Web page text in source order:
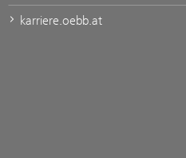
karriere.oebb.at